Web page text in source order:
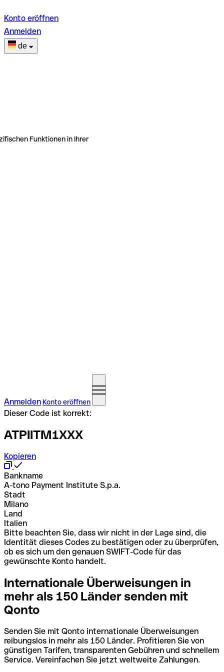
Konto eröffnen
Anmelden
de
Funktionen in Ihrer
Anmelden Konto eröffnen
Dieser Code ist korrekt:
ATPIITM1XXX
Kopieren
Bankname
A-tono Payment Institute S.p.a.
Stadt
Milano
Land
Italien
Bitte beachten Sie, dass wir nicht in der Lage sind, die
Identität dieses Codes zu bestätigen oder zu überprüfen,
ob es sich um den genauen SWIFT-Code für das
gewünschte Konto handelt.
Internationale Überweisungen in
mehr als 150 Länder senden mit
Qonto
Senden Sie mit Qonto internationale Überweisungen
reibungslos in mehr als 150 Länder. Profitieren Sie von
günstigen Tarifen, transparenten Gebühren und schnellem
Service. Vereinfachen Sie jetzt weltweite Zahlungen.